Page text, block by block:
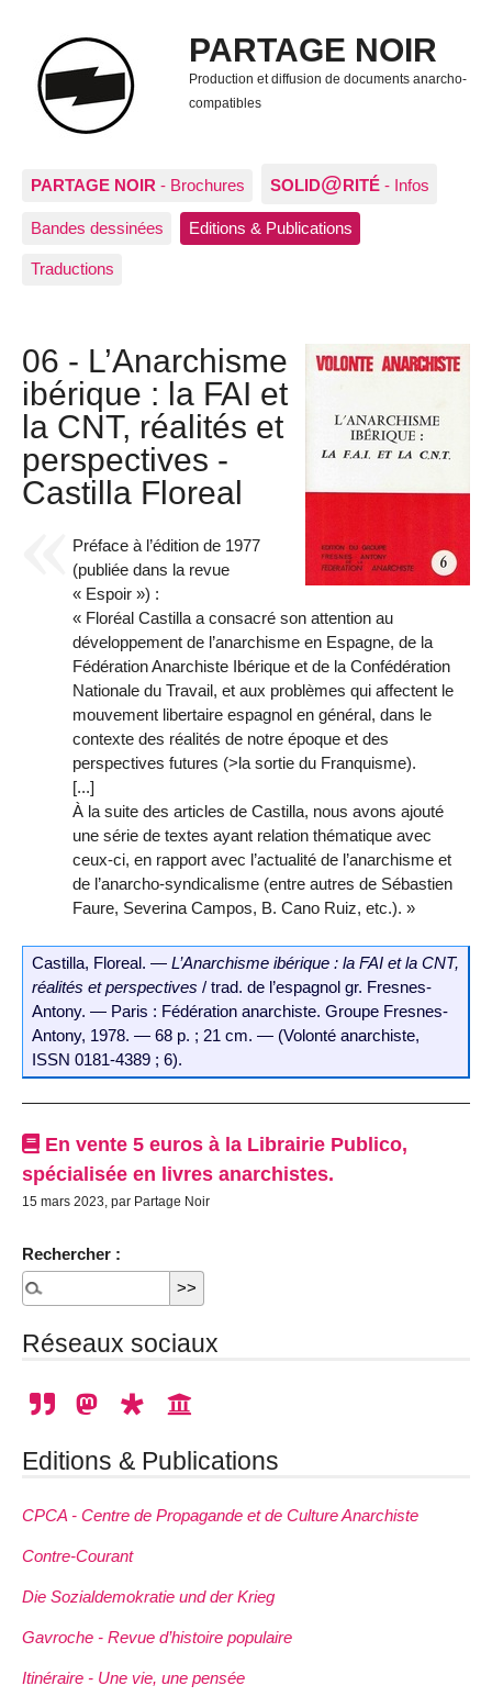
PARTAGE NOIR
Production et diffusion de documents anarcho-
compatibles
PARTAGE NOIR - Brochures SOLID@RITÉ - Infos
Bandes dessinées Editions & Publications
Traductions
06 - L’Anarchisme
ibérique : la FAI et
la CNT, réalités et
perspectives -
Castilla Floreal
Préface à l’édition de 1977
(publiée dans la revue
« Espoir ») :
« Floréal Castilla a consacré son attention au
développement de l’anarchisme en Espagne, de la
Fédération Anarchiste Ibérique et de la Confédération
Nationale du Travail, et aux problèmes qui affectent le
mouvement libertaire espagnol en général, dans le
contexte des réalités de notre époque et des
perspectives futures (>la sortie du Franquisme).
[...]
À la suite des articles de Castilla, nous avons ajouté
une série de textes ayant relation thématique avec
ceux-ci, en rapport avec l’actualité de l’anarchisme et
de l’anarcho-syndicalisme (entre autres de Sébastien
Faure, Severina Campos, B. Cano Ruiz, etc.). »
Castilla, Floreal. — L’Anarchisme ibérique : la FAI et la CNT,
réalités et perspectives / trad. de l’espagnol gr. Fresnes-
Antony. — Paris : Fédération anarchiste. Groupe Fresnes-
Antony, 1978. — 68 p. ; 21 cm. — (Volonté anarchiste,
ISSN 0181-4389 ; 6).
En vente 5 euros à la Librairie Publico,
spécialisée en livres anarchistes.
15 mars 2023, par Partage Noir
Rechercher :
Réseaux sociaux
Editions & Publications
CPCA - Centre de Propagande et de Culture Anarchiste
Contre-Courant
Die Sozialdemokratie und der Krieg
Gavroche - Revue d’histoire populaire
Itinéraire - Une vie, une pensée